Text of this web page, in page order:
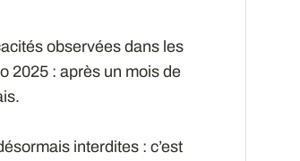
observées dans les
2025 : après un mois de
interdites : c’est